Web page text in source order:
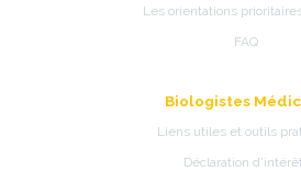
Les orientations
FAQ
Biologistes
Liens utiles et outils
Déclaration